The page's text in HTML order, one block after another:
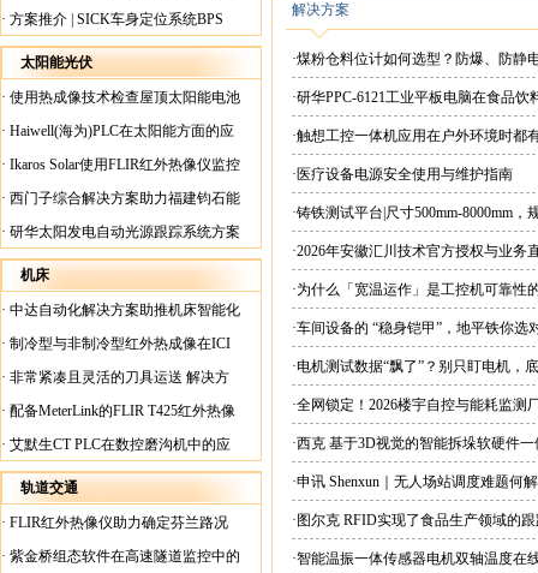
· 方案推介 | SICK车身定位系统BPS
太阳能光伏
· 使用热成像技术检查屋顶太阳能电池
板
· Haiwell(海为)PLC在太阳能方面的应
用
· Ikaros Solar使用FLIR红外热像仪监控
已装太阳能电池板
· 西门子综合解决方案助力福建钧石能
源飞速发展
· 研华太阳发电自动光源跟踪系统方案
机床
· 中达自动化解决方案助推机床智能化
升级
· 制冷型与非制冷型红外热成像在ICI
工厂内完美配合
· 非常紧凑且灵活的刀具运送 解决方
案
· 配备MeterLink的FLIR T425红外热像
仪帮助Medite Europe Ltd加快红外检测
工作速度
· 艾默生CT PLC在数控磨沟机中的应
用
轨道交通
· FLIR红外热像仪助力确定芬兰路况
· 紫金桥组态软件在高速隧道监控中的
解决方案
·煤粉仓料位计如何选型？防爆、防静
·研华PPC-6121工业平板电脑在食品
·触想工控一体机应用在户外环境时都
·医疗设备电源安全使用与维护指南
·铸铁测试平台|尺寸500mm-8000mm，
·2026年安徽汇川技术官方授权与业务
现货直供平台
·为什么「宽温运作」是工控机可靠性
·车间设备的 “稳身铠甲”，地平铁你选
·电机测试数据“飘了”？别只盯电机，
·全网锁定！2026楼宇自控与能耗监
·西克 基于3D视觉的智能拆垛软硬件
·申讯 Shenxun｜无人场站调度难题何
·图尔克 RFID实现了食品生产领域的
·智能温振一体传感器电机双轴温度在